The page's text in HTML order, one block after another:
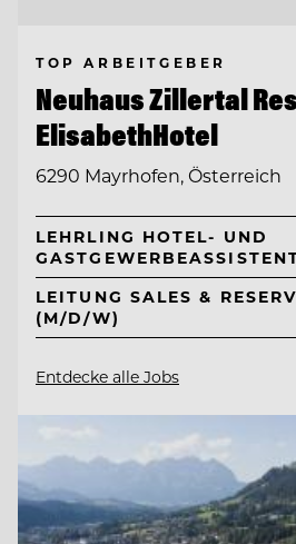
TOP ARBEITGEBER
Neuhaus Zillertal
ElisabethHotel
6290 Mayrhofen, Österreich
LEHRLING HOTEL- UND
LEITUNG SALES &
(M/D/W)
Entdecke alle Jobs